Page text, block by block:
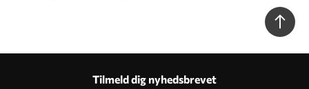
Tilmeld dig nyhedsbrevet